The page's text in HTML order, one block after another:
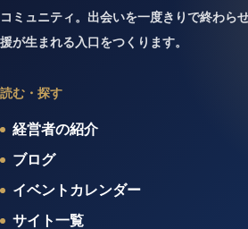
コミュニティ。出会いを一度きりで終わら
援が生まれる入口をつくります。
読む・探す
経営者の紹介
ブログ
イベントカレンダー
サイト一覧